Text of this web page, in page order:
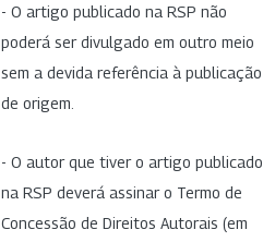
- O artigo publicado na RSP não
poderá ser divulgado em outro meio
sem a devida referência à publicação
de origem.
- O autor que tiver o artigo publicado
na RSP deverá assinar o Termo de
Concessão de Direitos Autorais (em